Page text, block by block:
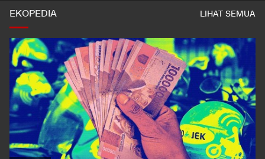
EKOPEDIA LIHAT SEMUA